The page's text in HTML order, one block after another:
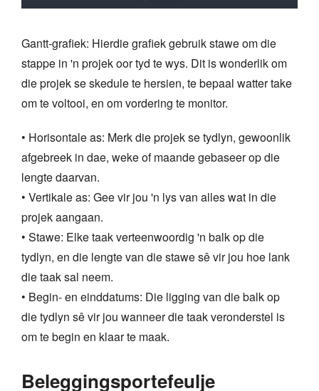
Gantt-grafiek: Hierdie grafiek gebruik stawe om die
stappe in 'n projek oor tyd te wys. Dit is wonderlik om
die projek se skedule te hersien, te bepaal watter take
om te voltooi, en om vordering te monitor.
• Horisontale as: Merk die projek se tydlyn, gewoonlik
afgebreek in dae, weke of maande gebaseer op die
lengte daarvan.
• Vertikale as: Gee vir jou 'n lys van alles wat in die
projek aangaan.
• Stawe: Elke taak verteenwoordig 'n balk op die
tydlyn, en die lengte van die stawe sê vir jou hoe lank
die taak sal neem.
• Begin- en einddatums: Die ligging van die balk op
die tydlyn sê vir jou wanneer die taak veronderstel is
om te begin en klaar te maak.
Beleggingsportefeulje